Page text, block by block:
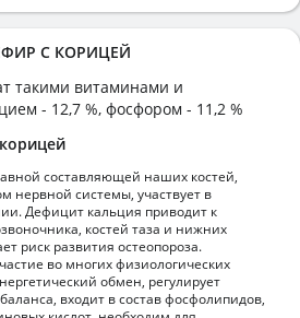
С КОРИЦЕЙ
такими витаминами и
- 12,7 %, фосфором - 11,2 %
составляющей наших костей,
нервной системы, участвует в
Дефицит кальция приводит к
костей таза и нижних
риск развития остеопороза.
во многих физиологических
обмен, регулирует
входит в состав фосфолипидов,